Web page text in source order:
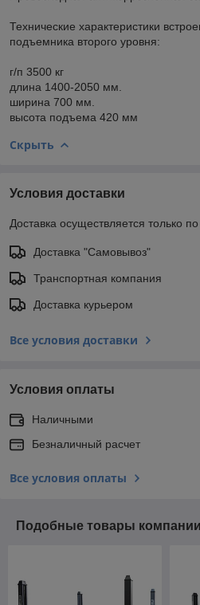
Технические характеристики
подъемника второго уровня:
г/п 3500 кг
длина 1400-2050 мм.
ширина 700 мм.
высота подъема 420 мм
Скрыть
Условия доставки
Доставка осуществляется только
Доставка "Самовывоз"
Транспортная компания
Доставка курьером
Все условия доставки
Условия оплаты
Наличными
Безналичный расчет
Все условия оплаты
Подобные товары компании